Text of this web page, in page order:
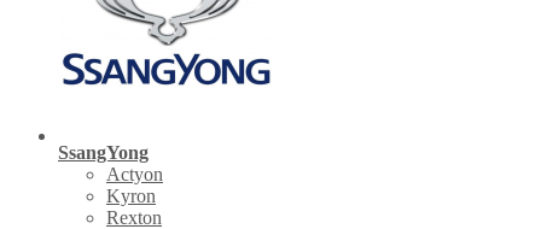
SsangYong
Actyon
Kyron
Rexton